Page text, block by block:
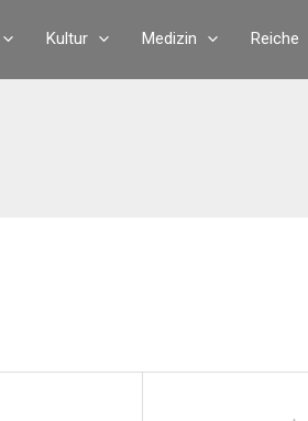
Kultur Medizin Reiche